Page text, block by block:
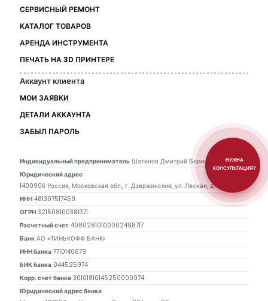
СЕРВИСНЫЙ РЕМОНТ
КАТАЛОГ ТОВАРОВ
АРЕНДА ИНСТРУМЕНТА
ПЕЧАТЬ НА 3D ПРИНТЕРЕ
Аккаунт клиента
МОИ ЗАЯВКИ
ДЕТАЛИ АККАУНТА
ЗАБЫЛ ПАРОЛЬ
Индивидуальный предприниматель Шатилов Дмитрий Борисович
Юридический адрес
140090б Россия, Московская обл., г. Дзержинский, ул. Лесная, д. 16, кв. 55
ИНН 481307517459
ОГРН 321508100381371
Расчетный счет 40802810100002498717
Банк АО «ТИНЬКОФФ БАНК»
ИНН банка 7710140679
БИК банка 044525974
Корр. счет банка 30101810145250000974
Юридический адрес банка
НУЖНА
КОНСУЛЬТАЦИЯ?